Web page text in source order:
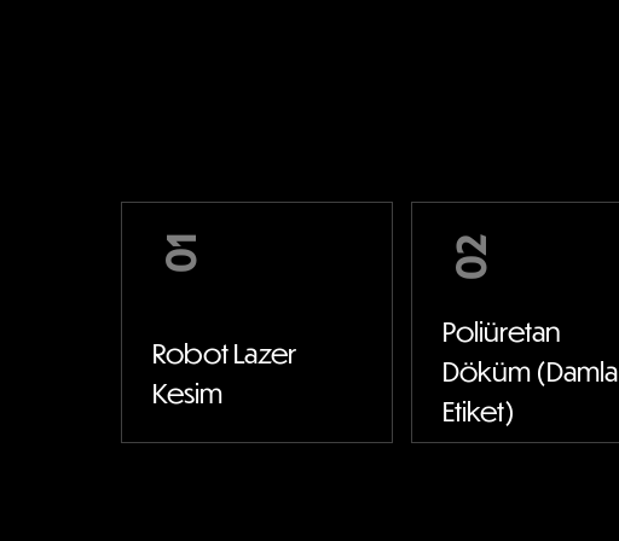
01
Robot Lazer
Kesim
02
Poliüretan
Döküm (Damla
Etiket)